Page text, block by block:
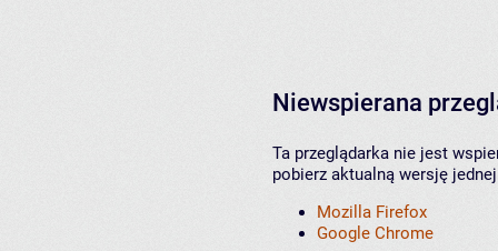
Niewspierana
Ta przeglądarka nie jest
pobierz aktualną wersję
Mozilla Firefox
Google Chrome